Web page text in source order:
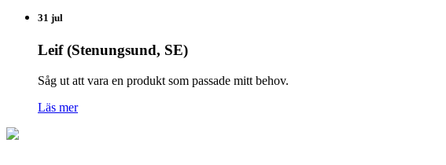
31 jul
Leif (Stenungsund, SE)
Såg ut att vara en produkt som passade mitt behov.
Läs mer